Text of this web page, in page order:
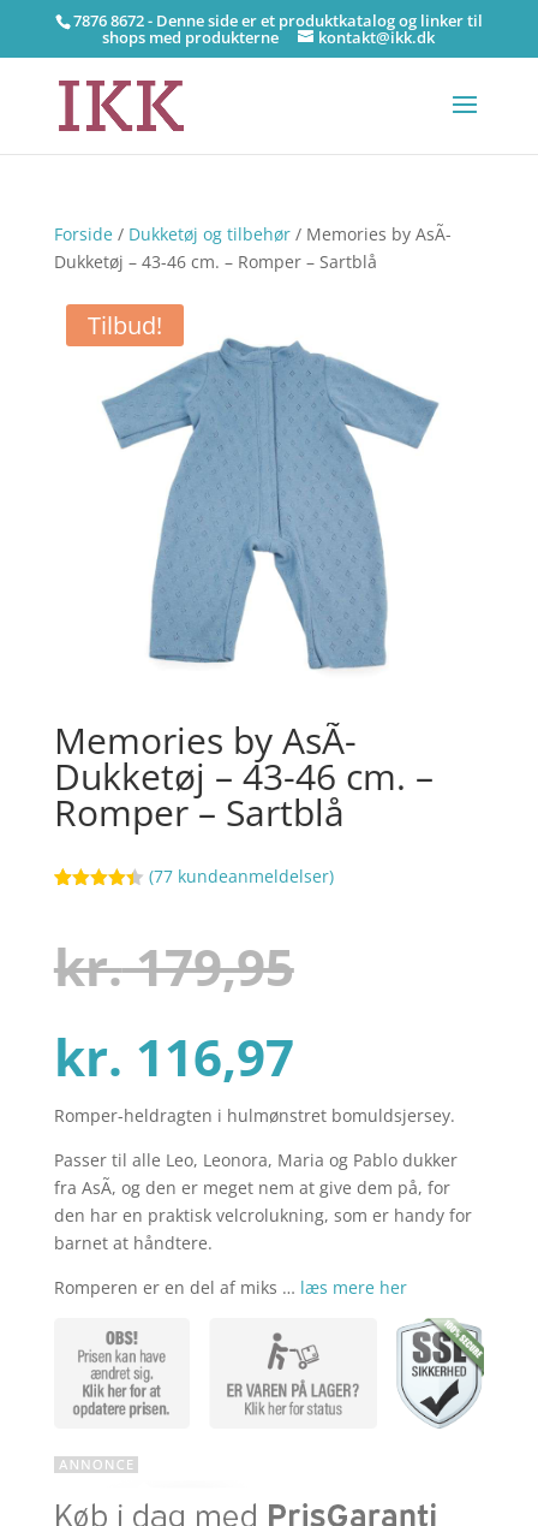
7876 8672 - Denne side er et produktkatalog og linker til
shops med produkterne kontakt@ikk.dk
Forside/ Dukketøj og tilbehør/ Memories by AsÃ­
Dukketøj – 43-46 cm. – Romper – Sartblå
Tilbud!
Memories by AsÃ­
Dukketøj – 43-46 cm. –
Romper – Sartblå
baseret
på
kundebedø
(77 kundeanmeldelser)
kr.179,95
pris
var:
kr.
kr. 116,97Den
aktuelle
pris
er:
kr.
Romper-heldragten i hulmønstret bomuldsjersey.
Passer til alle Leo, Leonora, Maria og Pablo dukker
fra AsÃ­, og den er meget nem at give dem på, for
den har en praktisk velcrolukning, som er handy for
barnet at håndtere.
Romperen er en del af miks … læs mere her